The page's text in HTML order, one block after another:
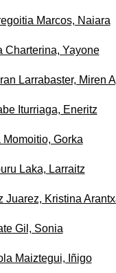
Marcos, Naiara
Charterina, Yayone
Larrabaster, Miren
Iturriaga, Eneritz
Momoitio, Gorka
Laka, Larraitz
Juarez, Kristina
Gil, Sonia
Maiztegui, Iñigo